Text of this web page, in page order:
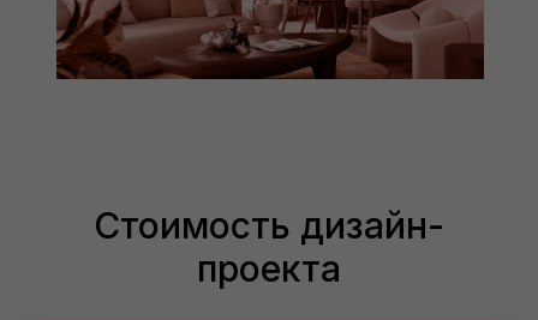
Стоимость дизайн-
проекта